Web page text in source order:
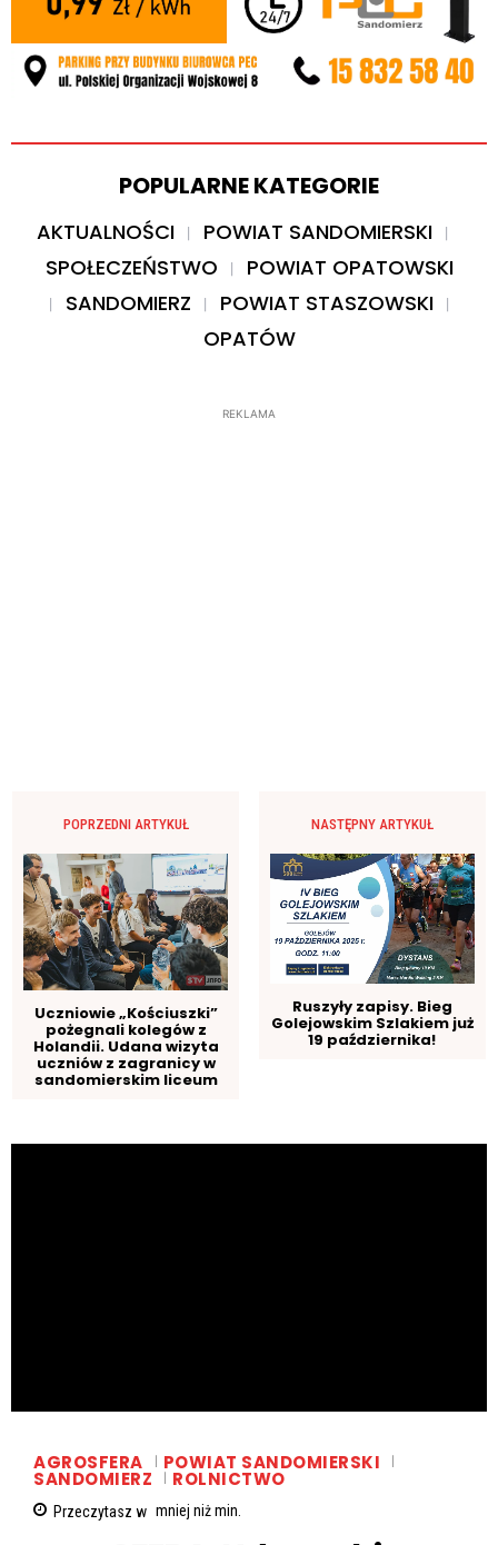
POPULARNE KATEGORIE
AKTUALNOŚCI
POWIAT SANDOMIERSKI
SPOŁECZEŃSTWO
POWIAT OPATOWSKI
SANDOMIERZ
POWIAT STASZOWSKI
OPATÓW
REKLAMA
POPRZEDNI ARTYKUŁ
Uczniowie „Kościuszki”
pożegnali kolegów z
Holandii. Udana wizyta
uczniów z zagranicy w
sandomierskim liceum
NASTĘPNY ARTYKUŁ
Ruszyły zapisy. Bieg
Golejowskim Szlakiem już
19 października!